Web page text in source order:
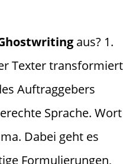
aus? 1.
Texter transformiert
Auftraggebers
Sprache. Wort
Dabei geht es
Formulierungen,